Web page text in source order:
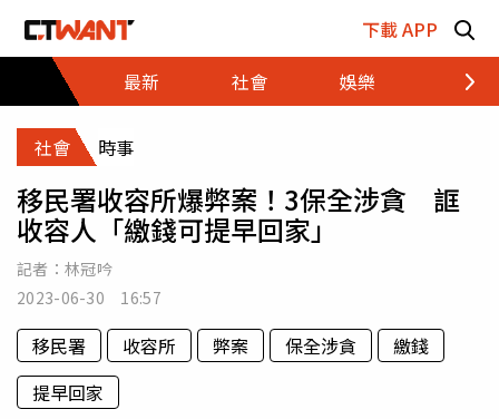
下載 APP
最新
社會 娛樂 財經
社會 時事
移民署收容所爆弊案！3保全涉貪 誆
收容人「繳錢可提早回家」
記者： 林冠吟
2023-06-30 16:57
移民署 收容所 弊案 保全涉貪
繳錢
提早回家